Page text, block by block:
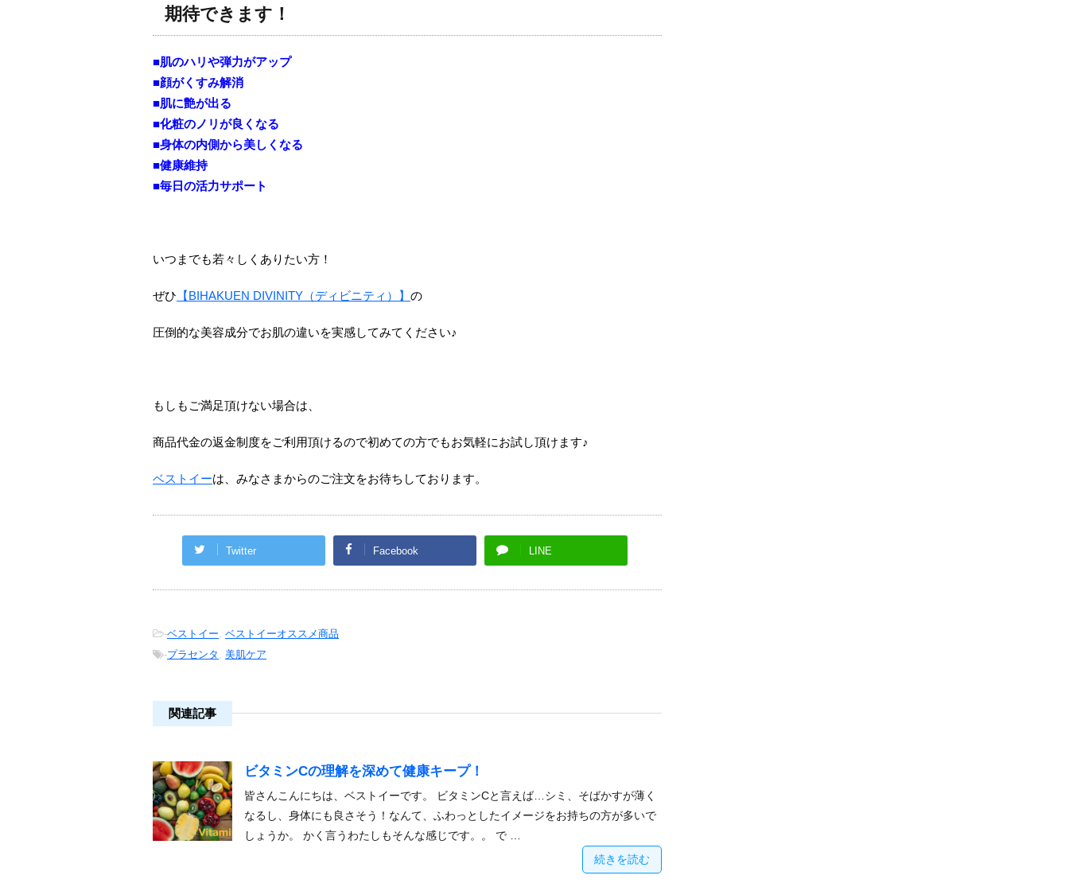
期待できます！
■肌のハリや弾力がアップ
■顔がくすみ解消
■肌に艶が出る
■化粧のノリが良くなる
■身体の内側から美しくなる
■健康維持
■毎日の活力サポート
いつまでも若々しくありたい方！
ぜひ 【BIHAKUEN DIVINITY（ディビニティ）】 の
圧倒的な美容成分でお肌の違いを実感してみてください♪
もしもご満足頂けない場合は、
商品代金の返金制度をご利用頂けるので初めての方でもお気軽にお試し頂けます♪
ベストイーは、みなさまからのご注文をお待ちしております。
Twitter Facebook LINE
-ベストイー, ベストイーオススメ商品
-プラセンタ , 美肌ケア
関連記事
ビタミンCの理解を深めて健康キープ！
皆さんこんにちは、ベストイーです。 ビタミンCと言えば…シミ、そばかすが薄く
なるし、身体にも良さそう！なんて、ふわっとしたイメージをお持ちの方が多いで
しょうか。 かく言うわたしもそんな感じです。。 で …
続きを読む